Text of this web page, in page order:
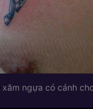
ngựa có cánh